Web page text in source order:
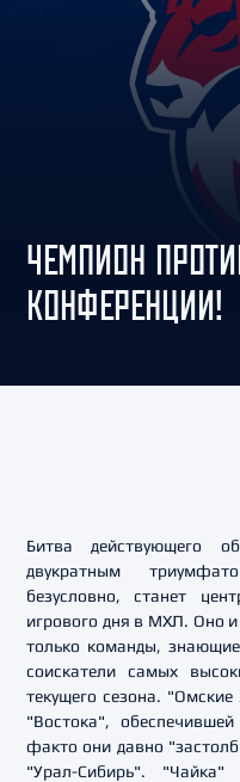
ЧЕМПИОН
КОНФЕРЕНЦИИ!
Битва действующего
двукратным
безусловно, станет
игрового дня в МХЛ. Оно и
только команды,
соискатели самых
текущего сезона.
"Востока",
факто они давно
"Урал-Сибирь".